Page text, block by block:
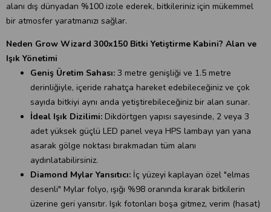
alanı dış dünyadan %100 izole ederek, bitkileriniz için mükemmel
bir atmosfer yaratmanızı sağlar.
Neden Grow Wizard 300x150 Bitki Yetiştirme Kabini? Alan ve
Işık Yönetimi
Geniş Üretim Sahası: 3 metre genişliği ve 1.5 metre
derinliğiyle, içeride rahatça hareket edebileceğiniz ve çok
sayıda bitkiyi aynı anda yetiştirebileceğiniz bir alan sunar.
İdeal Işık Dizilimi: Dikdörtgen yapısı sayesinde, 2 veya 3
adet yüksek güçlü LED panel veya HPS lambayı yan yana
asarak gölge noktası bırakmadan tüm alanı
aydınlatabilirsiniz.
Diamond Mylar Yansıtıcı: İç yüzeyi kaplayan özel "elmas
desenli" Mylar folyo, ışığı %98 oranında kırarak bitkilerin
üzerine geri yansıtır. Işık fotonları boşa gitmez, verim (hasat)